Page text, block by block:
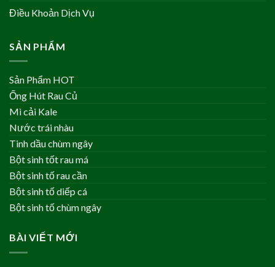
Điều Khoản Dịch Vụ
SẢN PHẨM
Sản Phẩm HOT
Ống Hút Rau Củ
Mì cải Kale
Nước trái nhàu
Tinh dầu chùm ngây
Bột sinh tốt rau má
Bột sinh tố rau cần
Bột sinh tố diếp cá
Bột sinh tố chùm ngây
BÀI VIẾT MỚI